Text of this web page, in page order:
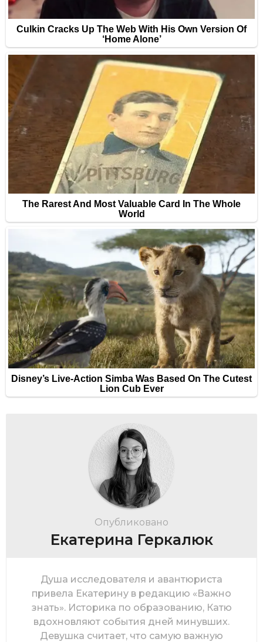
Опубликовано
Екатерина Геркалюк
Душа исследователя и авантюриста
привела Екатерину в редакцию «Важно
знать». Историка по образованию, Катю
вдохновляют события дней минувших.
Девушка считает, что самую важную